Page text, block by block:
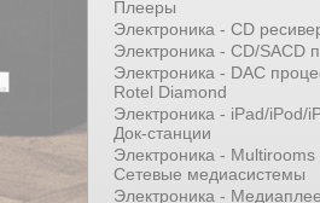
Плееры
Электроника - CD
Электроника - CD/SACD
Электроника - DAC
Rotel Diamond
Электроника - iPad/iPod/
Док-станции
Электроника - Multirooms
Сетевые медиасистемы
Электроника -